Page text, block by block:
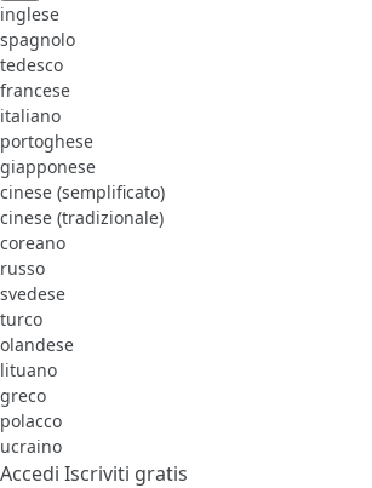
inglese
spagnolo
tedesco
francese
italiano
portoghese
giapponese
cinese (semplificato)
cinese (tradizionale)
coreano
russo
svedese
turco
olandese
lituano
greco
polacco
ucraino
Accedi Iscriviti gratis